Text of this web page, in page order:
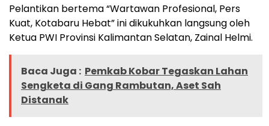
Pelantikan bertema “Wartawan Profesional, Pers
Kuat, Kotabaru Hebat” ini dikukuhkan langsung oleh
Ketua PWI Provinsi Kalimantan Selatan, Zainal Helmi.
Baca Juga : Pemkab Kobar Tegaskan Lahan
Sengketa di Gang Rambutan, Aset Sah
Distanak